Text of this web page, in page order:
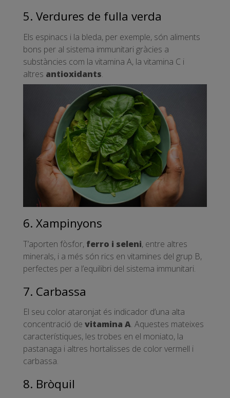
5. Verdures de fulla verda
Els espinacs i la bleda, per exemple, són aliments
bons per al sistema immunitari gràcies a
substàncies com la vitamina A, la vitamina C i
altres antioxidants.
6. Xampinyons
T’aporten fòsfor, ferro i seleni, entre altres
minerals, i a més són rics en vitamines del grup B,
perfectes per a l’equilibri del sistema immunitari.
7. Carbassa
El seu color ataronjat és indicador d’una alta
concentració de vitamina A. Aquestes mateixes
característiques, les trobes en el moniato, la
pastanaga i altres hortalisses de color vermell i
carbassa.
8. Bròquil